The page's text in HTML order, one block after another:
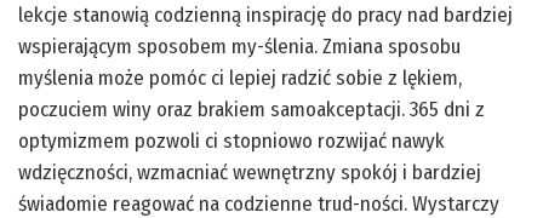
lekcje stanowią codzienną inspirację do pracy nad bardziej
wspierającym sposobem my-ślenia. Zmiana sposobu
myślenia może pomóc ci lepiej radzić sobie z lękiem,
poczuciem winy oraz brakiem samoakceptacji. 365 dni z
optymizmem pozwoli ci stopniowo rozwijać nawyk
wdzięczności, wzmacniać wewnętrzny spokój i bardziej
świadomie reagować na codzienne trud-ności. Wystarczy